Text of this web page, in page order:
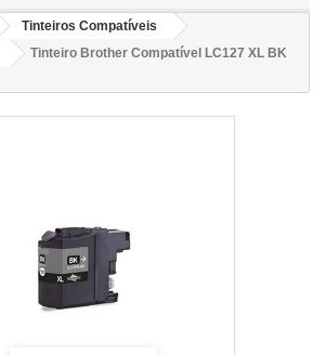
Tinteiros Compatíveis
Tinteiro Brother Compatível LC127 XL BK